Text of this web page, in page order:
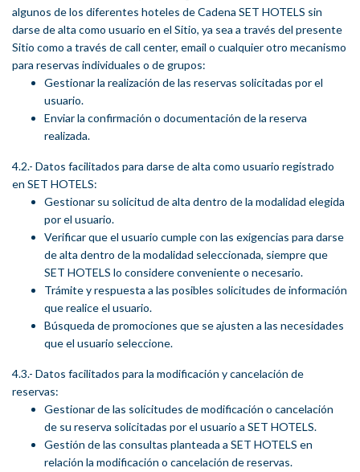
algunos de los diferentes hoteles de Cadena SET HOTELS sin
darse de alta como usuario en el Sitio, ya sea a través del presente
Sitio como a través de call center, email o cualquier otro mecanismo
para reservas individuales o de grupos:
Gestionar la realización de las reservas solicitadas por el
usuario.
Enviar la confirmación o documentación de la reserva
realizada.
4.2.- Datos facilitados para darse de alta como usuario registrado
en SET HOTELS:
Gestionar su solicitud de alta dentro de la modalidad elegida
por el usuario.
Verificar que el usuario cumple con las exigencias para darse
de alta dentro de la modalidad seleccionada, siempre que
SET HOTELS lo considere conveniente o necesario.
Trámite y respuesta a las posibles solicitudes de información
que realice el usuario.
Búsqueda de promociones que se ajusten a las necesidades
que el usuario seleccione.
4.3.- Datos facilitados para la modificación y cancelación de
reservas:
Gestionar de las solicitudes de modificación o cancelación
de su reserva solicitadas por el usuario a SET HOTELS.
Gestión de las consultas planteada a SET HOTELS en
relación la modificación o cancelación de reservas.